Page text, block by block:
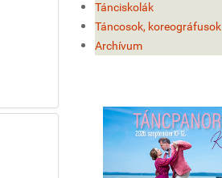
Tánciskolák
Táncosok, koreográfusok
Archívum